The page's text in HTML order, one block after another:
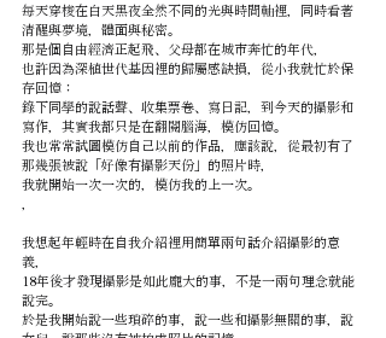
每天穿梭在白天黑夜全然不同的光與時間軸裡，同時看著
清醒與夢境，體面與秘密。
那是個自由經濟正起飛、父母都在城市奔忙的年代，
也許因為深植世代基因裡的歸屬感缺損，從小我就忙於保
存回憶：
錄下同學的說話聲、收集票卷、寫日記，到今天的攝影和
寫作，其實我都只是在翻閱腦海，模仿回憶。
我也常常試圖模仿自己以前的作品，應該說，從最初有了
那幾張被說「好像有攝影天份」的照片時，
我就開始一次一次的，模仿我的上一次。
我想起年輕時在自我介紹裡用簡單兩句話介紹攝影的意
義，
18年後才發現攝影是如此龐大的事，不是一兩句理念就能
說完。
於是我開始說一些瑣碎的事，說一些和攝影無關的事，說